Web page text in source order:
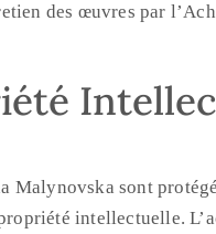
des œuvres par
Malynovska sont
intellectuelle.